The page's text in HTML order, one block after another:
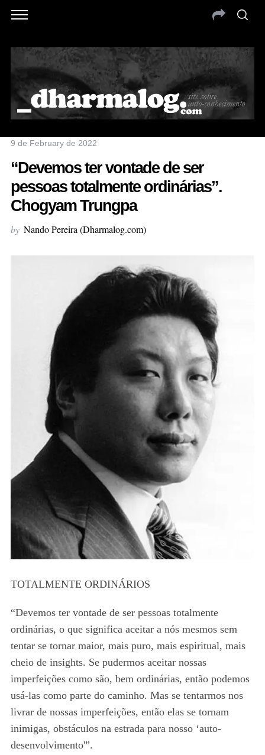
9 de February de 2022
“Devemos ter vontade de ser
pessoas totalmente ordinárias”.
Chogyam Trungpa
by Nando Pereira (Dharmalog.com)
TOTALMENTE ORDINÁRIOS
“Devemos ter vontade de ser pessoas totalmente
ordinárias, o que significa aceitar a nós mesmos sem
tentar se tornar maior, mais puro, mais espiritual, mais
cheio de insights. Se pudermos aceitar nossas
imperfeições como são, bem ordinárias, então podemos
usá-las como parte do caminho. Mas se tentarmos nos
livrar de nossas imperfeições, então elas se tornam
inimigas, obstáculos na estrada para nosso ‘auto-
desenvolvimento'”.